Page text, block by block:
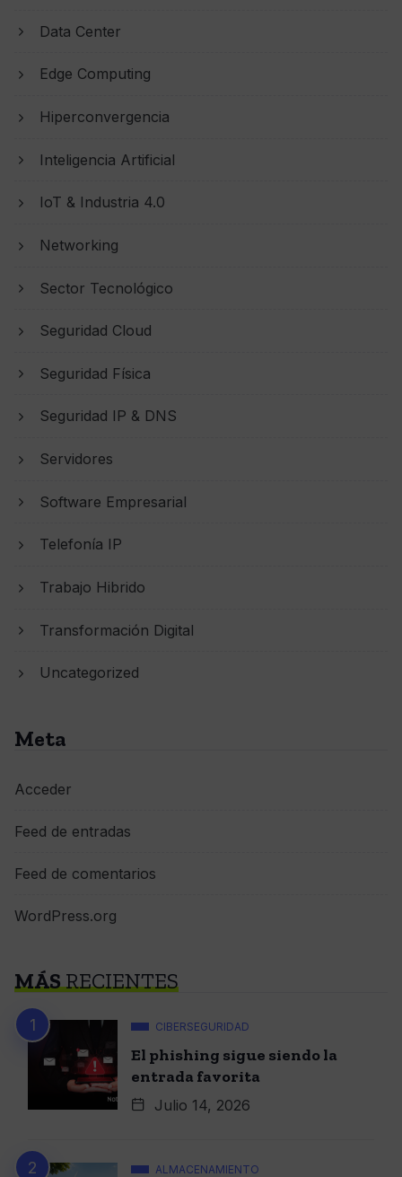
Data Center
Edge Computing
Hiperconvergencia
Inteligencia Artificial
IoT & Industria 4.0
Networking
Sector Tecnológico
Seguridad Cloud
Seguridad Física
Seguridad IP & DNS
Servidores
Software Empresarial
Telefonía IP
Trabajo Hibrido
Transformación Digital
Uncategorized
Meta
Acceder
Feed de entradas
Feed de comentarios
WordPress.org
MÁSRECIENTES
CIBERSEGURIDAD
El phishing sigue siendo la
entrada favorita
Julio 14, 2026
ALMACENAMIENTO